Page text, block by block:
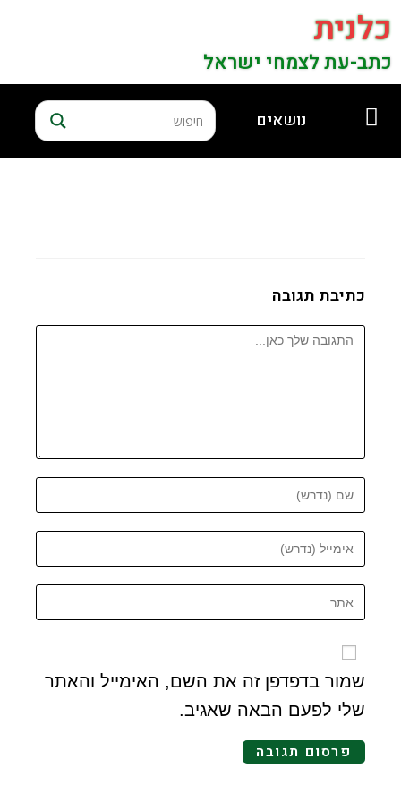
כלנית
כתב-עת לצמחי ישראל
נושאים
כתיבת תגובה
שמור בדפדפן זה את השם, האימייל והאתר
שלי לפעם הבאה שאגיב.